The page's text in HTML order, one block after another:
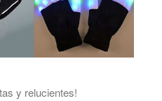
y relucientes!